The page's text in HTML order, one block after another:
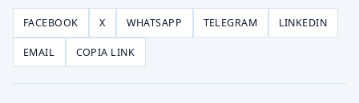
FACEBOOK X WHATSAPP TELEGRAM LINKEDIN
EMAIL COPIA LINK